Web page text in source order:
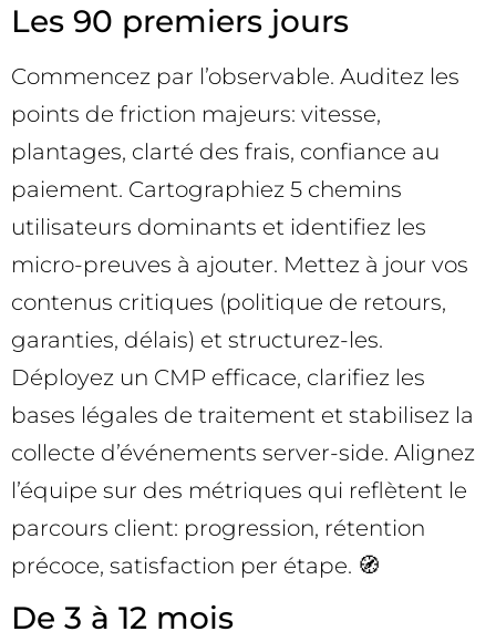
Les 90 premiers jours
Commencez par l’observable. Auditez les
points de friction majeurs: vitesse,
plantages, clarté des frais, confiance au
paiement. Cartographiez 5 chemins
utilisateurs dominants et identifiez les
micro-preuves à ajouter. Mettez à jour vos
contenus critiques (politique de retours,
garanties, délais) et structurez-les.
Déployez un CMP efficace, clarifiez les
bases légales de traitement et stabilisez la
collecte d’événements server-side. Alignez
l’équipe sur des métriques qui reflètent le
parcours client: progression, rétention
précoce, satisfaction per étape. 🧭
De 3 à 12 mois